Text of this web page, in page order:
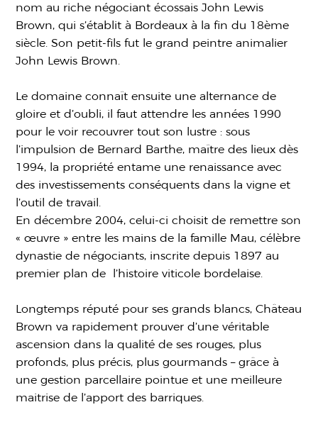
nom au riche négociant écossais John Lewis
Brown, qui s’établit à Bordeaux à la fin du 18ème
siècle. Son petit-fils fut le grand peintre animalier
John Lewis Brown.
Le domaine connaît ensuite une alternance de
gloire et d’oubli, il faut attendre les années 1990
pour le voir recouvrer tout son lustre : sous
l’impulsion de Bernard Barthe, maître des lieux dès
1994, la propriété entame une renaissance avec
des investissements conséquents dans la vigne et
l’outil de travail.
En décembre 2004, celui-ci choisit de remettre son
« œuvre » entre les mains de la famille Mau, célèbre
dynastie de négociants, inscrite depuis 1897 au
premier plan de l’histoire viticole bordelaise.
Longtemps réputé pour ses grands blancs, Château
Brown va rapidement prouver d’une véritable
ascension dans la qualité de ses rouges, plus
profonds, plus précis, plus gourmands – grâce à
une gestion parcellaire pointue et une meilleure
maitrise de l’apport des barriques.